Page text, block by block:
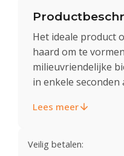
Het ideale product
haard om te
milieuvriendelijke
in enkele seconden
Lees meer
Veilig betalen: